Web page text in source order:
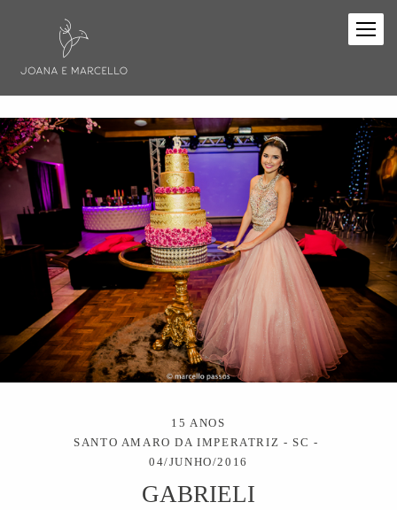
15 ANOS
SANTO AMARO DA IMPERATRIZ - SC
04/JUNHO/2016
GABRIELI